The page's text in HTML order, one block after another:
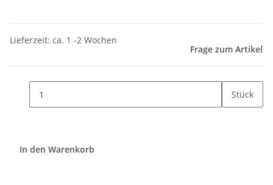
Lieferzeit: ca. 1 -2 Wochen
Frage zum Artikel
Stück
In den Warenkorb